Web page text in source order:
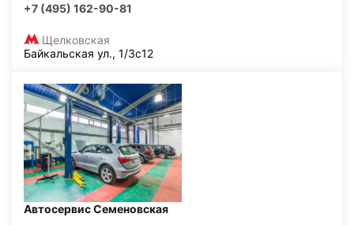
+7 (495) 162-90-81
Щелковская
Байкальская ул., 1/3с12
Автосервис Семеновская